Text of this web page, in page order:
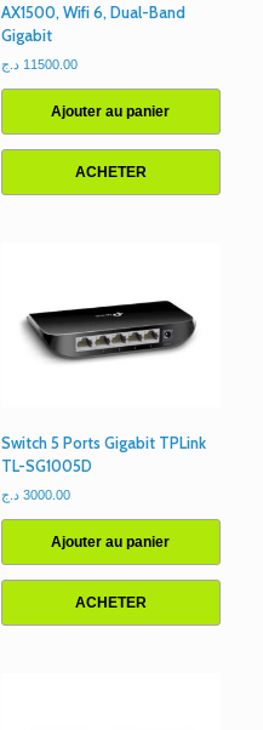
AX1500, Wifi 6, Dual-Band
Gigabit
11500.00 د.ج
Ajouter au panier
ACHETER
Switch 5 Ports Gigabit TPLink
TL-SG1005D
3000.00 د.ج
Ajouter au panier
ACHETER